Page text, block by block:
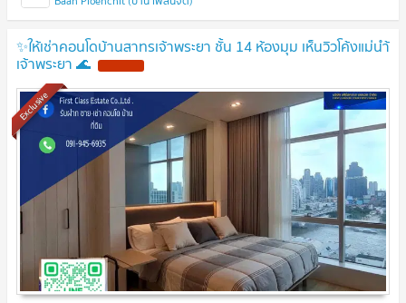
✨ให้เช่าคอนโดบ้านสาทรเจ้าพระยา ชั้น 14 ห้องมุม เห็นวิวโค้งแม่นำ้
เจ้าพระยา 🌊
Exclusive